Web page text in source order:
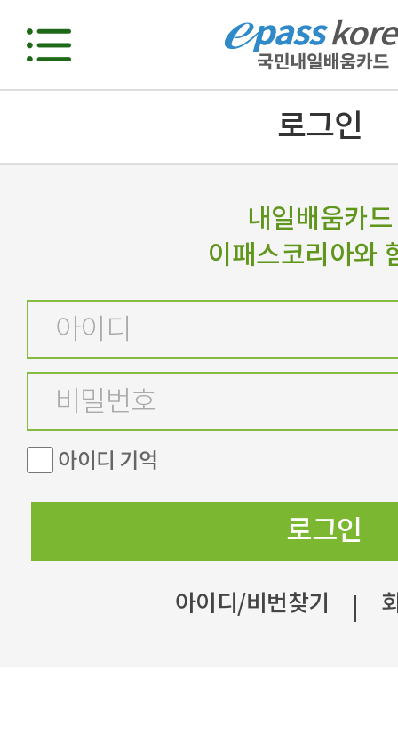
로그인
내일배움카드
이패스코리아와
아이디 기억
로그인
아이디/비번찾기